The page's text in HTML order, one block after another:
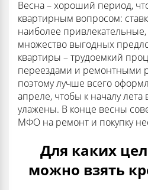
Весна – хороший период,
квартирным вопросом:
наиболее
множество выгодных
квартиры – трудоемкий
переездами и ремонтными
поэтому лучше всего
апреле, чтобы к началу
улажены. В конце весны
МФО на ремонт и покупку
Для каких
можно взять